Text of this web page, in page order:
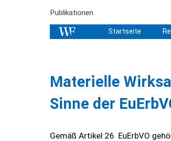
Publikationen
Startseite
Materielle
Sinne der
Gemäß Artikel 26 EuErbVO